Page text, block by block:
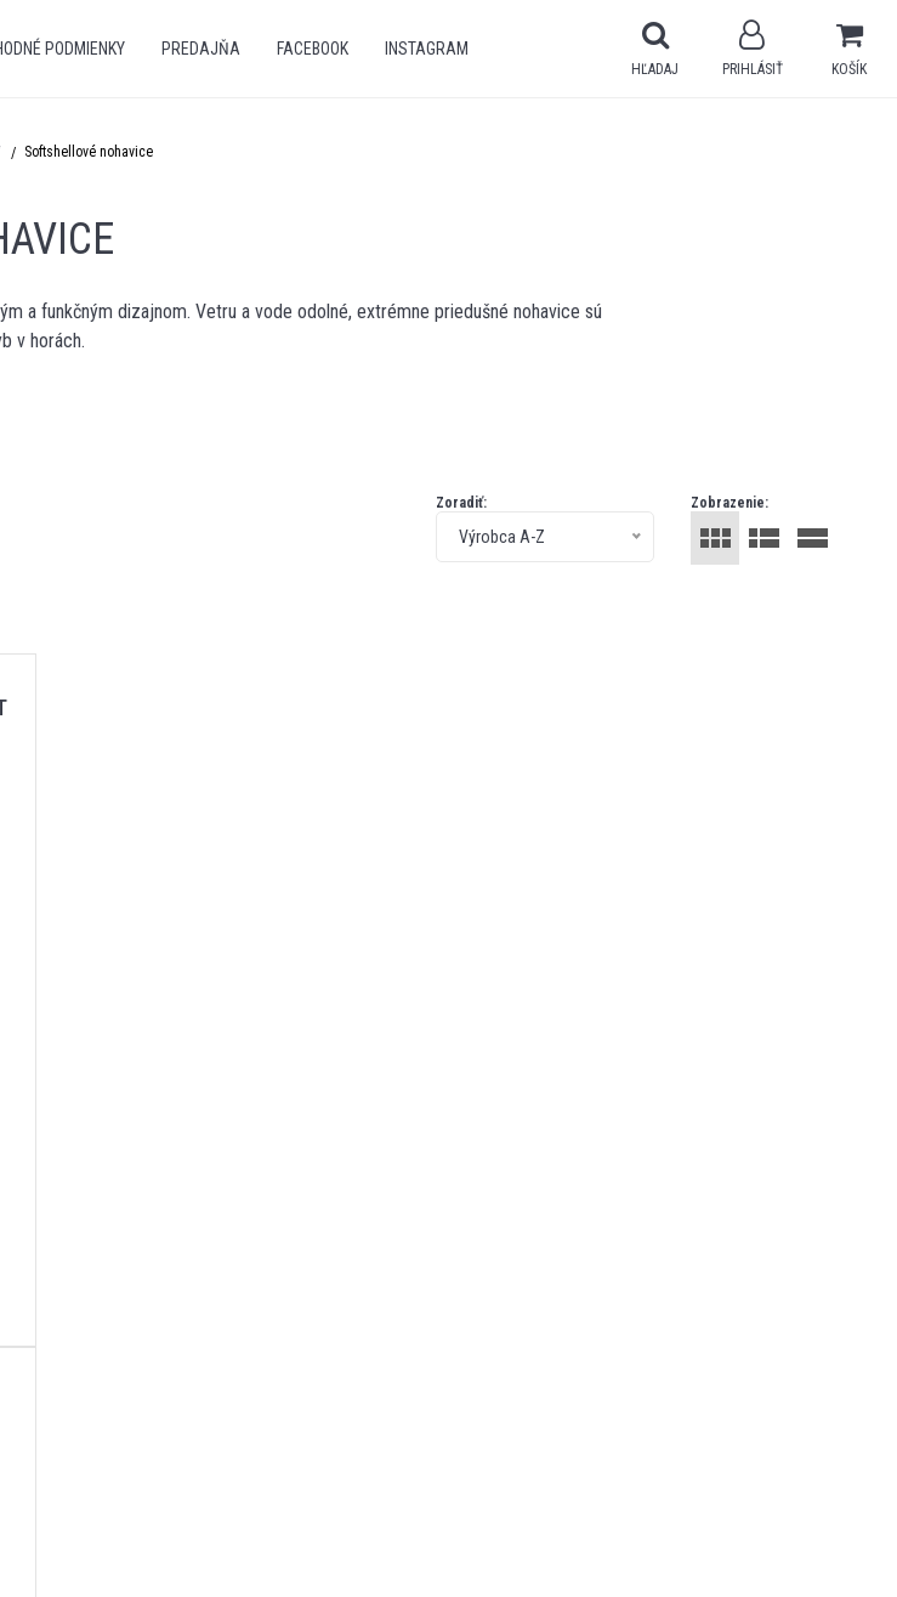
PODMIENKY PREDAJŇA FACEBOOK INSTAGRAM
KOŠÍK
PRIHLÁSIŤ
HĽADAJ
Softshellové nohavice
a funkčným dizajnom. Vetru a vode odolné, extrémne priedušné nohavice sú
v horách.
Zobrazenie:
Zoradiť:
Výrobca A-Z